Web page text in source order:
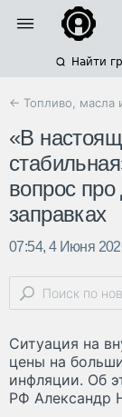
Найти
← Топливо, масла
«В
вопрос
заправках
07:54, 4 Июня
Ситуация на
цены на
инфляции. Об
РФ Александр